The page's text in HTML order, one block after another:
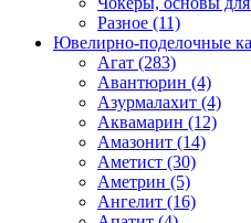
Разное (11)
Ювелирно-поделочные
Агат (283)
Авантюрин (4)
Азурмалахит (4)
Аквамарин (12)
Амазонит (14)
Аметист (30)
Аметрин (5)
Ангелит (16)